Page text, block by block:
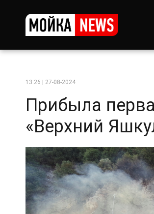
13:26 | 27-08-2024
Прибыла
«Верхний